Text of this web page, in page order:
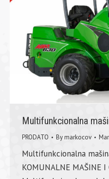
Multifunkcionalna
PRODATO Bymarkocov
Multifunkcionalna
KOMUNALNE MAŠINE I